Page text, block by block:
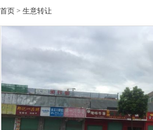
首页 > 生意转让